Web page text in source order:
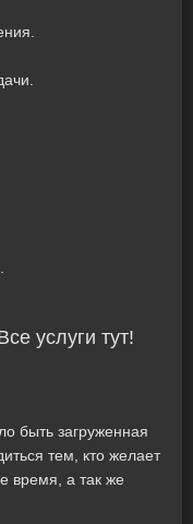
услуги тут!
быть загруженная
тем, кто желает
время, а так же